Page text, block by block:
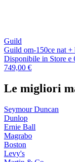
Guild
Guild om-150ce nat +
Disponibile in Store e
749,00 €
Le migliori
Seymour Duncan
Dunlop
Ernie Ball
Magrabo
Boston
Levy's